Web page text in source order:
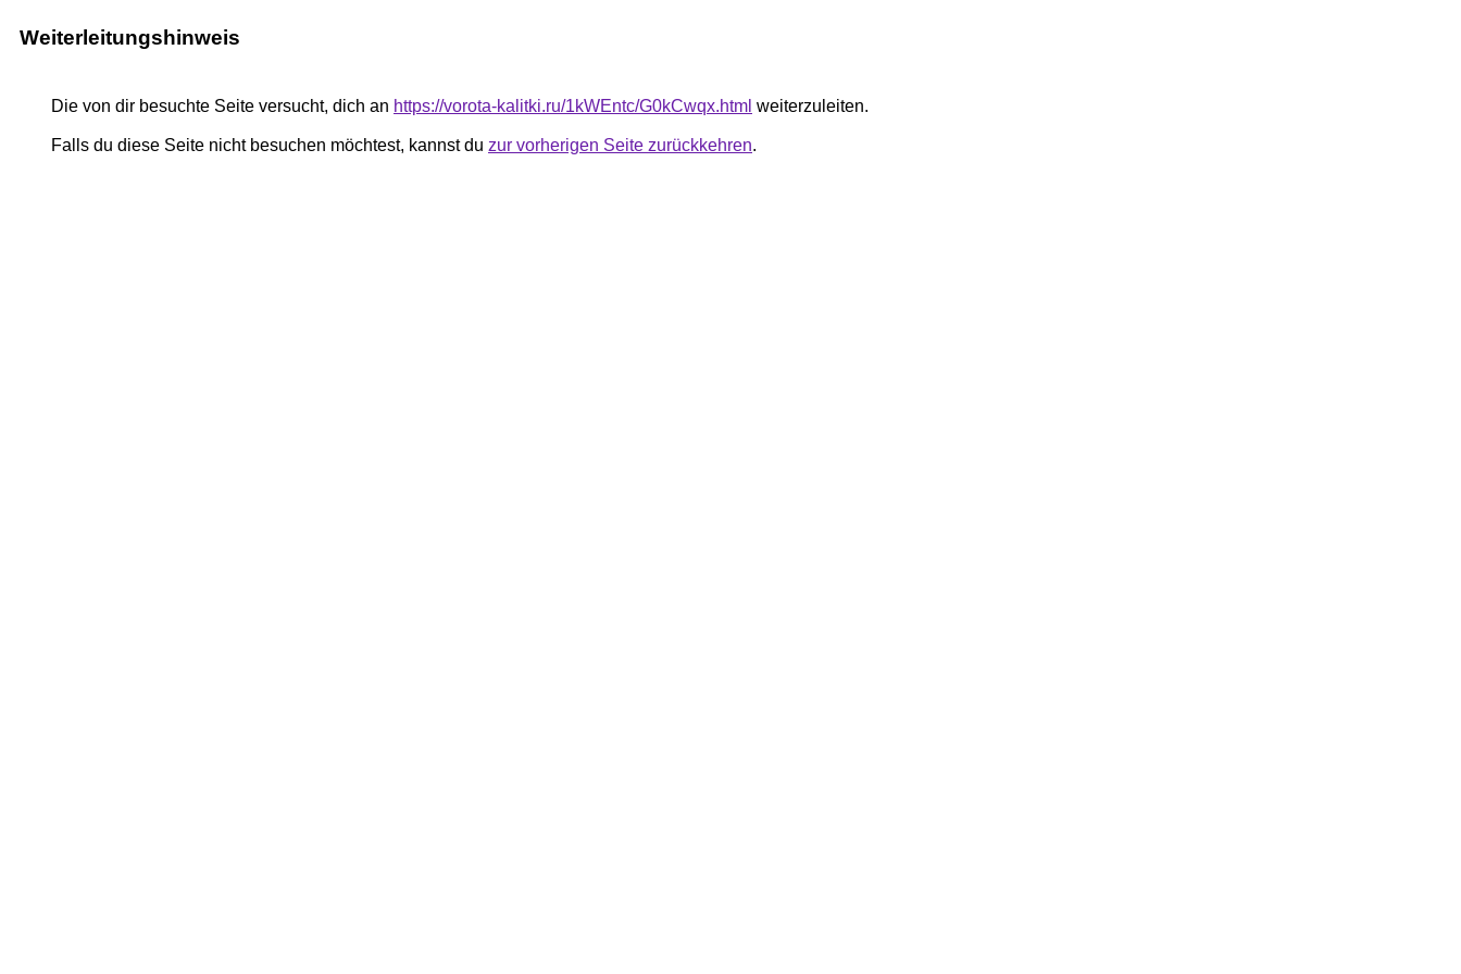
Weiterleitungshinweis
Die von dir besuchte Seite versucht, dich an https://vorota-kalitki.ru/1kWEntc/G0kCwqx.html weiterzuleiten.
Falls du diese Seite nicht besuchen möchtest, kannst du zur vorherigen Seite zurückkehren.